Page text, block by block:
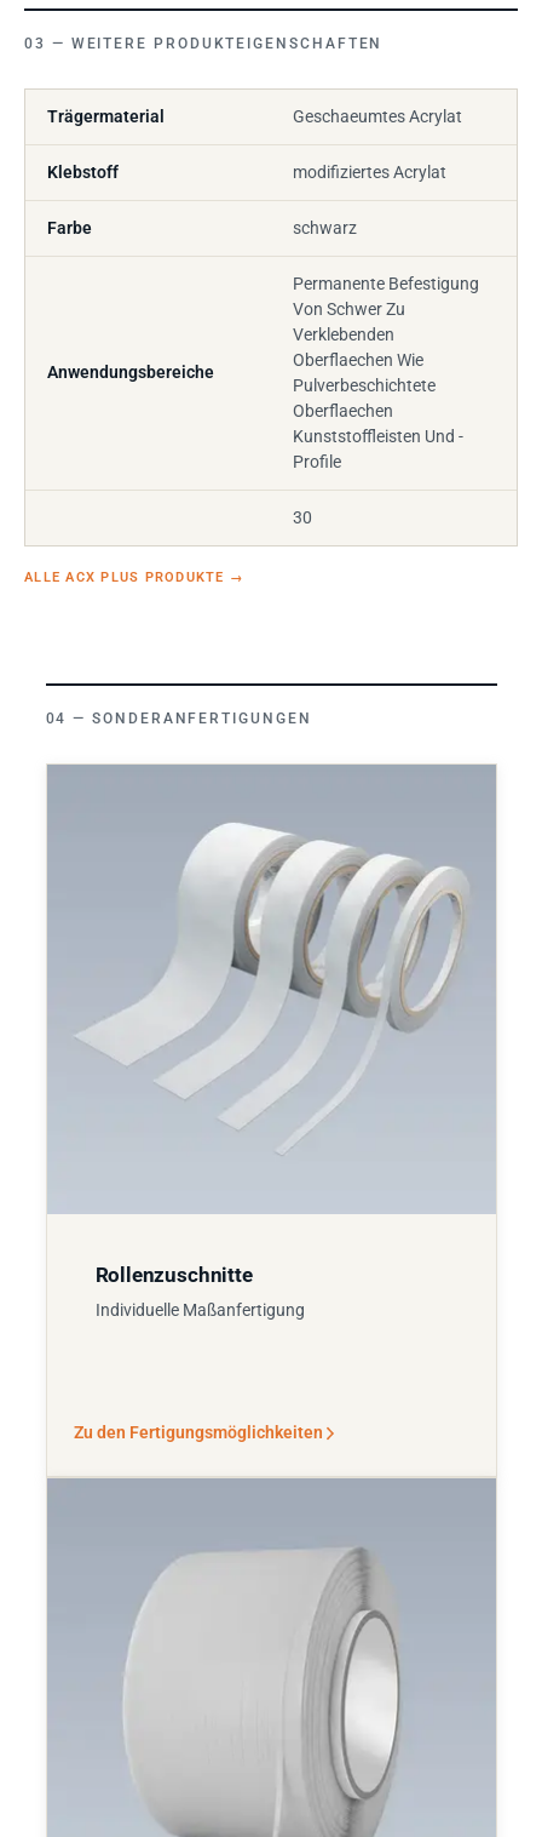
WEITERE PRODUKTEIGENSCHAFTEN
Trägermaterial Geschaeumtes Acrylat
Klebstoff modifiziertes Acrylat
Farbe schwarz
Anwendungsbereiche
Permanente Befestigung
Von Schwer Zu
Verklebenden
Oberflaechen Wie
Pulverbeschichtete
Oberflaechen
Kunststoffleisten Und -
Profile
30
ALLE ACX PLUS PRODUKTE →
SONDERANFERTIGUNGEN
Rollenzuschnitte
Individuelle Maßanfertigung
Zu den Fertigungsmöglichkeiten